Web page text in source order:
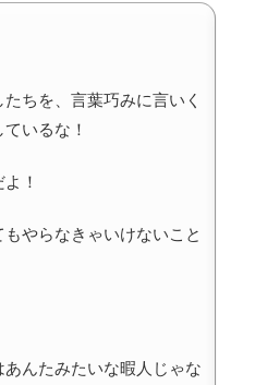
たちを、言葉巧みに言いく
いるな！
！
もやらなきゃいけないこと
あんたみたいな暇人じゃな